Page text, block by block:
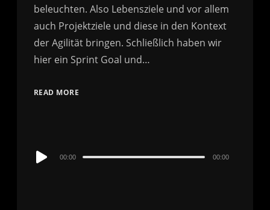
beleuchten. Also Lebensziele und vor allem
auch Projektziele und diese in den Kontext
der Agilität bringen. Schließlich haben wir
hier ein Sprint Goal und…
READ MORE
Audio
00:00 00:00